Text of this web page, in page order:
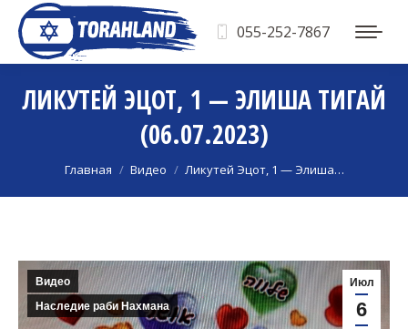
055-252-7867
ЛИКУТЕЙ ЭЦОТ, 1 — ЭЛИША ТИГАЙ
(06.07.2023)
Вы здесь:
Главная Видео Ликутей Эцот, 1 — Элиша…
Июл
6
Видео
Наследие раби Нахмана